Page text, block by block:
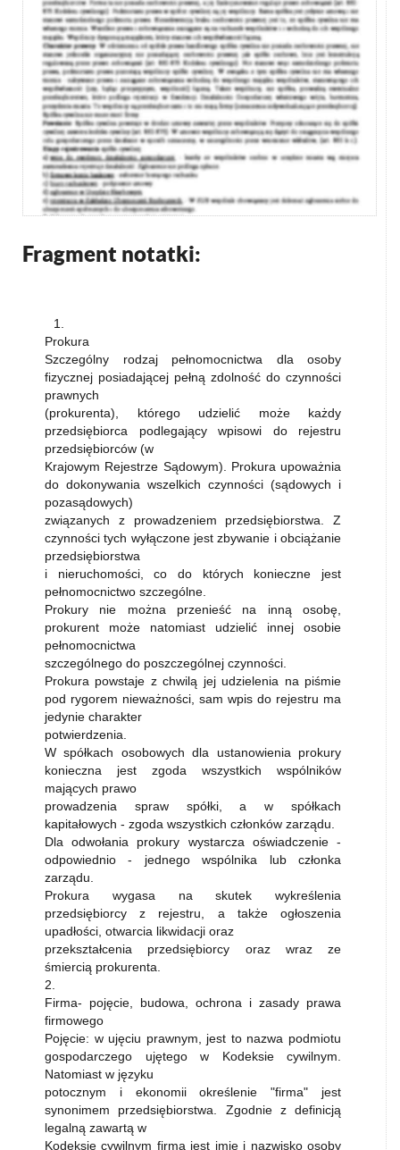
Fragment notatki:
1.
Prokura
Szczególny rodzaj pełnomocnictwa dla osoby
fizycznej posiadającej pełną zdolność do czynności
prawnych
(prokurenta), którego udzielić może każdy
przedsiębiorca podlegający wpisowi do rejestru
przedsiębiorców (w
Krajowym Rejestrze Sądowym). Prokura upoważnia
do dokonywania wszelkich czynności (sądowych i
pozasądowych)
związanych z prowadzeniem przedsiębiorstwa. Z
czynności tych wyłączone jest zbywanie i obciążanie
przedsiębiorstwa
i nieruchomości, co do których konieczne jest
pełnomocnictwo szczególne.
Prokury nie można przenieść na inną osobę,
prokurent może natomiast udzielić innej osobie
pełnomocnictwa
szczególnego do poszczególnej czynności.
Prokura powstaje z chwilą jej udzielenia na piśmie
pod rygorem nieważności, sam wpis do rejestru ma
jedynie charakter
potwierdzenia.
W spółkach osobowych dla ustanowienia prokury
konieczna jest zgoda wszystkich wspólników
mających prawo
prowadzenia spraw spółki, a w spółkach
kapitałowych - zgoda wszystkich członków zarządu.
Dla odwołania prokury wystarcza oświadczenie -
odpowiednio - jednego wspólnika lub członka
zarządu.
Prokura wygasa na skutek wykreślenia
przedsiębiorcy z rejestru, a także ogłoszenia
upadłości, otwarcia likwidacji oraz
przekształcenia przedsiębiorcy oraz wraz ze
śmiercią prokurenta.
2.
Firma- pojęcie, budowa, ochrona i zasady prawa
firmowego
Pojęcie: w ujęciu prawnym, jest to nazwa podmiotu
gospodarczego ujętego w Kodeksie cywilnym.
Natomiast w języku
potocznym i ekonomii określenie "firma" jest
synonimem przedsiębiorstwa. Zgodnie z definicją
legalną zawartą w
Kodeksie cywilnym firmą jest imię i nazwisko osoby